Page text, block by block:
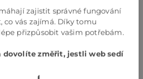
zajistit správné fungování
co vás zajímá. Díky tomu
přizpůsobit vašim potřebám.
dovolíte změřit, jestli web sedí